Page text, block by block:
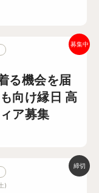
る機会を届
向け縁日 高
ア募集
)